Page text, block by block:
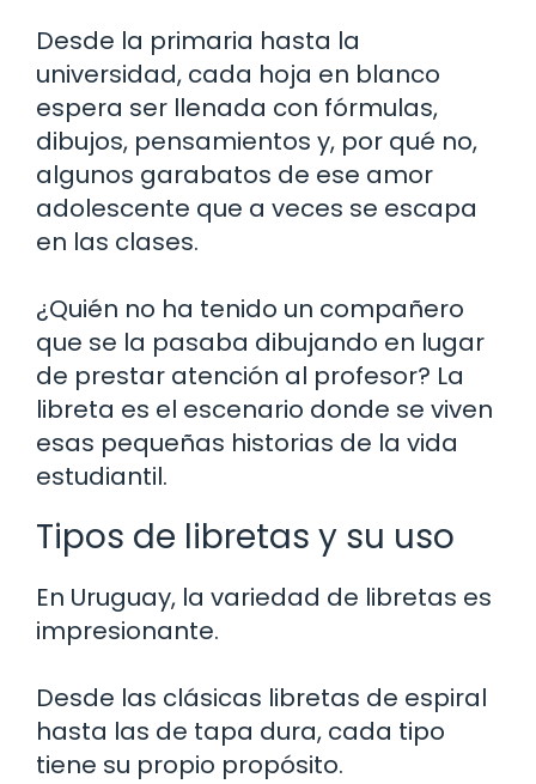
Desde la primaria hasta la
universidad, cada hoja en blanco
espera ser llenada con fórmulas,
dibujos, pensamientos y, por qué no,
algunos garabatos de ese amor
adolescente que a veces se escapa
en las clases.
¿Quién no ha tenido un compañero
que se la pasaba dibujando en lugar
de prestar atención al profesor? La
libreta es el escenario donde se viven
esas pequeñas historias de la vida
estudiantil.
Tipos de libretas y su uso
En Uruguay, la variedad de libretas es
impresionante.
Desde las clásicas libretas de espiral
hasta las de tapa dura, cada tipo
tiene su propio propósito.